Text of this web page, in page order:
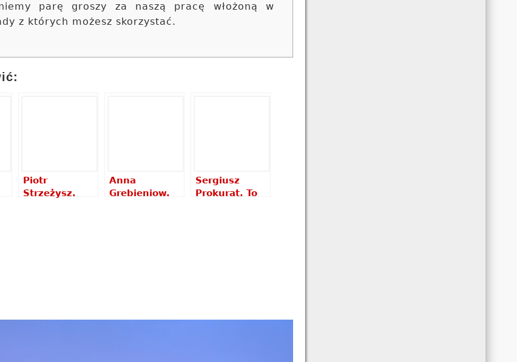
parę groszy za naszą pracę włożoną w
z których możesz skorzystać.
Piotr
Strzeżysz.
Anna
Grebieniow.
Sergiusz
Prokurat. To